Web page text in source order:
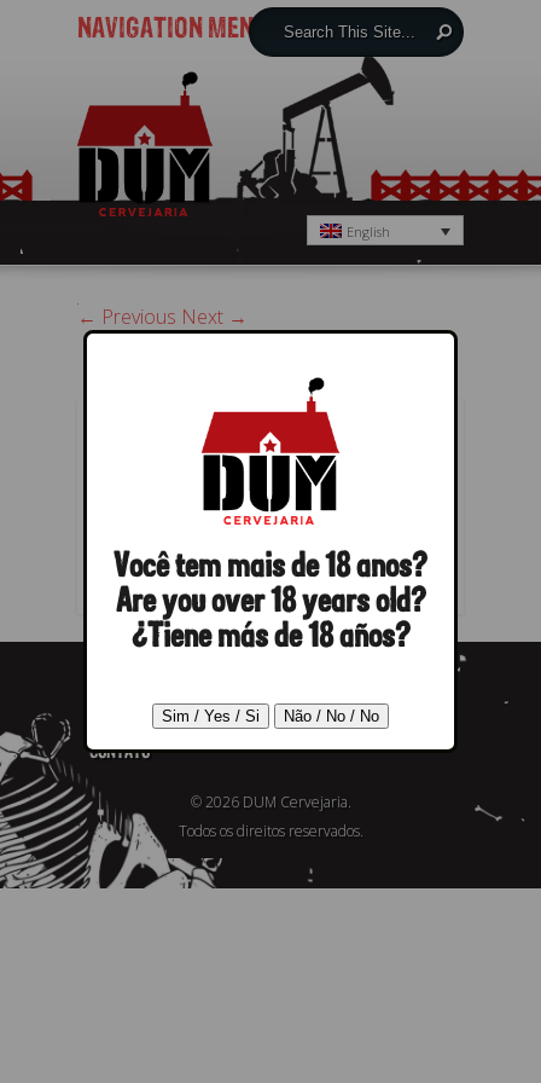
NAVIGATION MENU
English
← Previous Next →
POST A REPLY
You must belogged in to post a
CERVEJAS FIND OUR BEERS ABOUT US
BLOG
CONTATO
© 2026 DUM Cervejaria.
Todos os direitos reservados.
Você tem mais de 18 anos?
Are you over 18 years old?
¿Tiene más de 18 años?